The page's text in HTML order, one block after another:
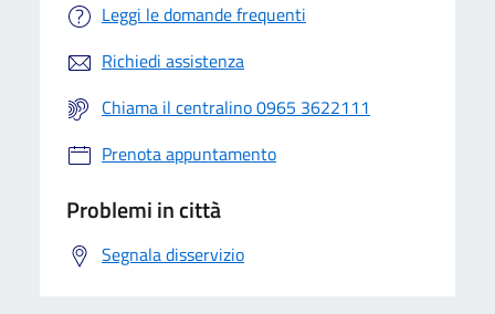
Leggi le domande frequenti
Richiedi assistenza
Chiama il centralino 0965 3622111
Prenota appuntamento
Problemi in città
Segnala disservizio